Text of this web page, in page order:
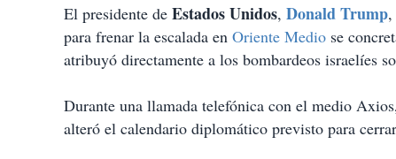
El presidente de Estados Unidos, Donald Trump
para frenar la escalada en Oriente Medio se
atribuyó directamente a los bombardeos israelíes
Durante una llamada telefónica con el medio
alteró el calendario diplomático previsto para